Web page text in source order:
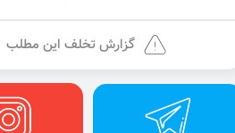
گزارش تخلف این مطلب